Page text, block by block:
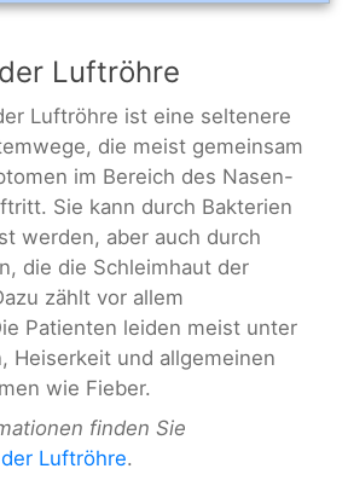
Luftröhre
Luftröhre ist eine seltenere
die meist gemeinsam
im Bereich des Nasen-
Sie kann durch Bakterien
werden, aber auch durch
die die Schleimhaut der
zählt vor allem
Patienten leiden meist unter
Heiserkeit und allgemeinen
wie Fieber.
finden Sie
Luftröhre.